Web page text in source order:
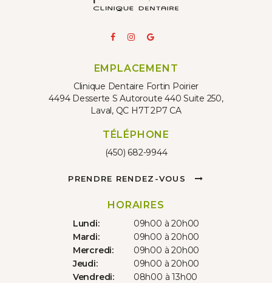
EMPLACEMENT
Clinique Dentaire Fortin Poirier
4494 Desserte S Autoroute 440 Suite 250
Laval QC H7T 2P7 CA
TÉLÉPHONE
(450) 682-9944
PRENDRE RENDEZ-VOUS
HORAIRES
Lundi:
09h00 à 20h00
Mardi:
09h00 à 20h00
Mercredi:
09h00 à 20h00
Jeudi:
09h00 à 20h00
Vendredi:
08h00 à 13h00